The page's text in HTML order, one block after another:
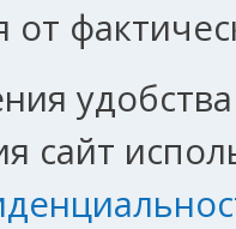
от
сайт